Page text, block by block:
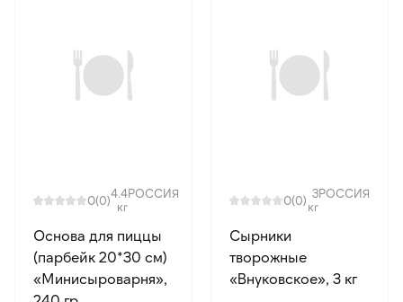
0(0)4.4
кг
РОССИЯ
Основа для пиццы
(парбейк 20*30 см)
«Минисыроварня»,
0(0) 3
кг
РОССИЯ
Сырники
творожные
«Внуковское», 3 кг